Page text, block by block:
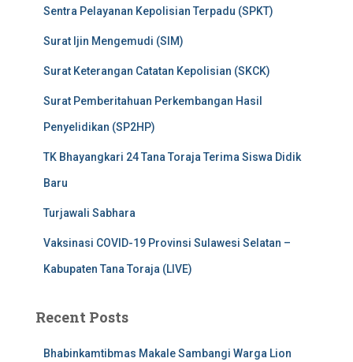
Sentra Pelayanan Kepolisian Terpadu (SPKT)
Surat Ijin Mengemudi (SIM)
Surat Keterangan Catatan Kepolisian (SKCK)
Surat Pemberitahuan Perkembangan Hasil
Penyelidikan (SP2HP)
TK Bhayangkari 24 Tana Toraja Terima Siswa Didik
Baru
Turjawali Sabhara
Vaksinasi COVID-19 Provinsi Sulawesi Selatan –
Kabupaten Tana Toraja (LIVE)
Recent Posts
Bhabinkamtibmas Makale Sambangi Warga Lion